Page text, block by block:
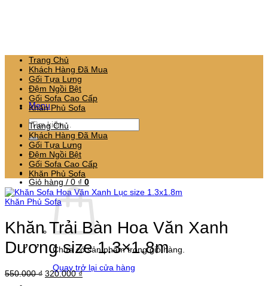
Menu
Tìm
kiếm:
Giỏ hàng / 0 ₫ 0
Chưa có sản phẩm trong giỏ hàng.
Quay trở lại cửa hàng
Trang Chủ
Khách Hàng Đã Mua
Gối Tựa Lưng
Đệm Ngồi Bệt
Gối Sofa Cao Cấp
Khăn Phủ Sofa
Trang Chủ
Khách Hàng Đã Mua
Gối Tựa Lưng
Đệm Ngồi Bệt
Gối Sofa Cao Cấp
Khăn Phủ Sofa
Khăn Phủ Sofa
Khăn Trải Bàn Hoa Văn Xanh
Dương size 1.3×1.8m
550.000₫ Giá
320.000₫Giá